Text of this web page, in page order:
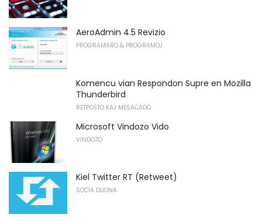
AeroAdmin 4.5 Revizio
PROGRAMARO & PROGRAMOJ
Komencu vian Respondon Supre en Mozilla
Thunderbird
RETPOŜTO KAJ MESAĜADO
Microsoft Vindozo Vido
VINDOZO
Kiel Twitter RT (Retweet)
SOCIA DUONA